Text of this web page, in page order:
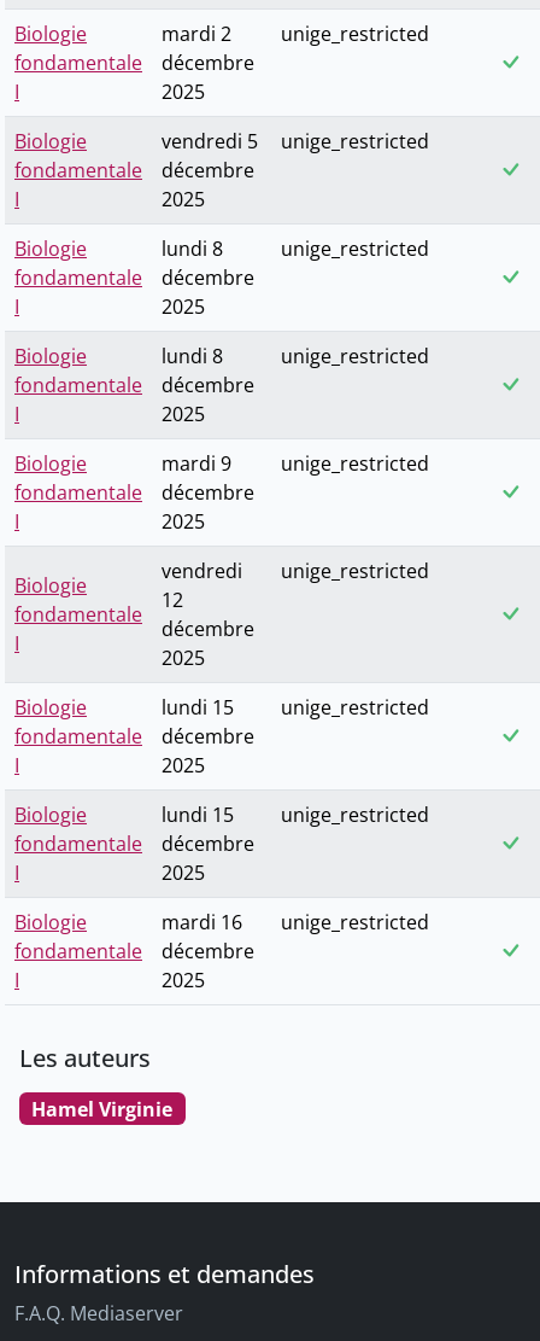
Biologie
fondamentale
I
mardi 2
décembre
2025
unige_restricted
Biologie
fondamentale
I
vendredi 5
décembre
2025
unige_restricted
Biologie
fondamentale
I
lundi 8
décembre
2025
unige_restricted
Biologie
fondamentale
I
lundi 8
décembre
2025
unige_restricted
Biologie
fondamentale
I
mardi 9
décembre
2025
unige_restricted
Biologie
fondamentale
I
vendredi
12
décembre
2025
unige_restricted
Biologie
fondamentale
I
lundi 15
décembre
2025
unige_restricted
Biologie
fondamentale
I
lundi 15
décembre
2025
unige_restricted
Biologie
fondamentale
I
mardi 16
décembre
2025
unige_restricted
Les auteurs
Hamel Virginie
Informations et demandes
F.A.Q. Mediaserver